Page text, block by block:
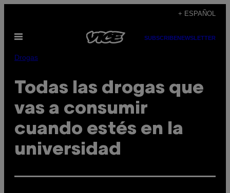
contenido
+ ESPAÑOL
Abrir
SUBSCRIBENEWSLETTER
Drogas
Todas las drogas que
vas a consumir
cuando estés en la
universidad